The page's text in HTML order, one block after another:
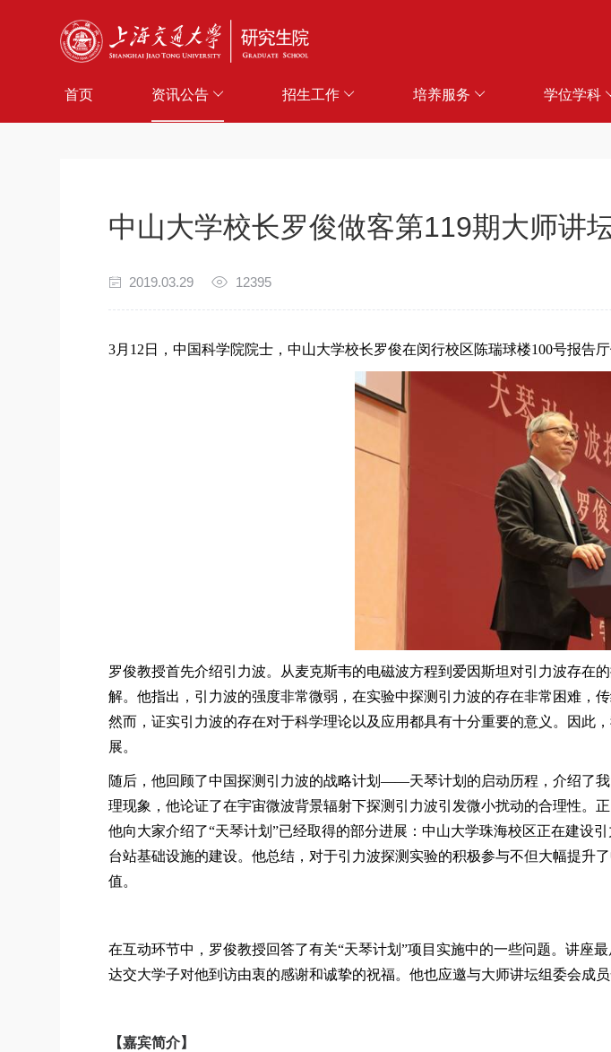
首页 资讯公告 招生工作 培养服务 学位学科
中山大学校长罗俊做客第119期大师讲
2019.03.29 12395
3月 12 日，中国科学院院士，中山大学校长罗俊在闵行校区陈瑞球楼100号报告
罗俊教授首先介绍引力波。从麦克斯韦的电磁波方程到爱因斯坦对引力波存在
解。他指出，引力波的强度非常微弱，在实验中探测引力波的存在非常困难，
然而，证实引力波的存在对于科学理论以及应用都具有十分重要的意义。因此
展。
随后，他回顾了中国探测引力波的战略计划——天琴计划的启动历程，介绍了
理现象，他论证了在宇宙微波背景辐射下探测引力波引发微小扰动的合理性。
他向大家介绍了“天琴计划”已经取得的部分进展：中山大学珠海校区正在建设
台站基础设施的建设。他总结，对于引力波探测实验的积极参与不但大幅提升
值。
在互动环节中，罗俊教授回答了有关“天琴计划”项目实施中的一些问题。讲座
达交大学子对他到访由衷的感谢和诚挚的祝福。他也应邀与大师讲坛组委会成员
【嘉宾简介】